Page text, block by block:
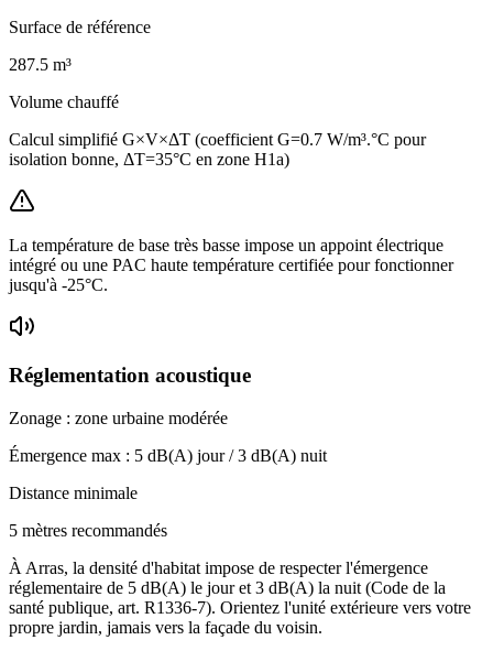
Surface de référence
287.5 m³
Volume chauffé
Calcul simplifié G×V×ΔT (coefficient G=0.7 W/m³.°C pour
isolation bonne, ΔT=35°C en zone H1a)
La température de base très basse impose un appoint électrique
intégré ou une PAC haute température certifiée pour fonctionner
jusqu'à -25°C.
Réglementation acoustique
Zonage : zone urbaine modérée
Émergence max : 5 dB(A) jour /3 dB(A) nuit
Distance minimale
5 mètres recommandés
À Arras, la densité d'habitat impose de respecter l'émergence
réglementaire de 5 dB(A) le jour et 3 dB(A) la nuit (Code de la
santé publique, art. R1336-7). Orientez l'unité extérieure vers votre
propre jardin, jamais vers la façade du voisin.